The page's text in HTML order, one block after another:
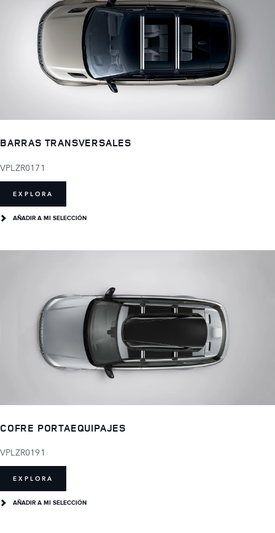
BARRAS TRANSVERSALES
VPLZR0171
EXPLORA
AÑADIR A MI SELECCIÓN
COFRE PORTAEQUIPAJES
VPLZR0191
EXPLORA
AÑADIR A MI SELECCIÓN